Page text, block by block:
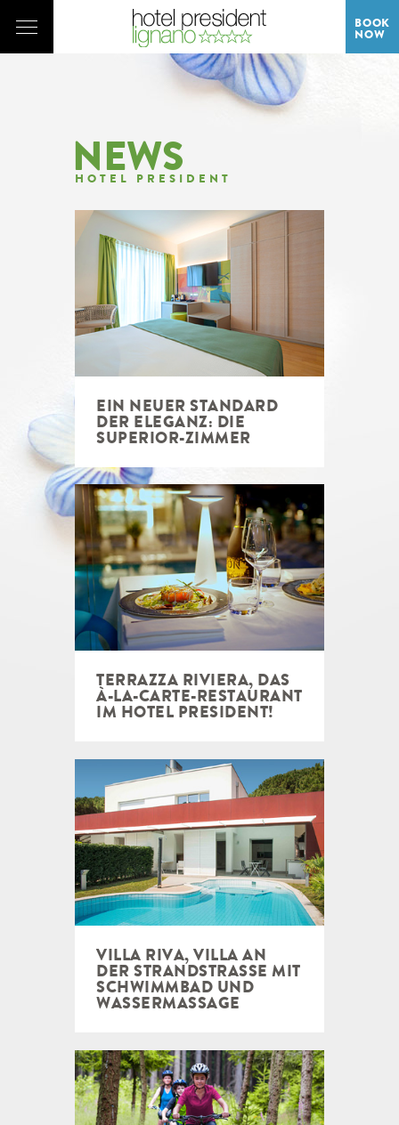
BOOK
NOW
NEWS
HOTEL PRESIDENT
EIN NEUER STANDARD
DER ELEGANZ: DIE
SUPERIOR-ZIMMER
TERRAZZA RIVIERA, DAS
À-LA-CARTE-RESTAURANT
IM HOTEL PRESIDENT!
VILLA RIVA, VILLA AN
DER STRANDSTRASSE MIT S
CHWIMMBAD UND W
ASSERMASSAGE